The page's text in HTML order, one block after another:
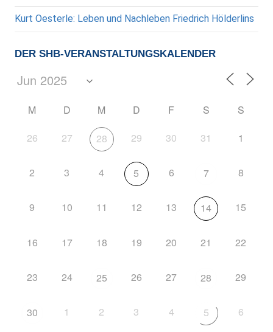
Kurt Oesterle: Leben und Nachleben Friedrich Hölderlins
DER SHB-VERANSTALTUNGSKALENDER
M D M D F S S
26 27 28 29 30 31 1
2 3 4 5 6 7 8
9 10 11 12 13 14 15
16 17 18 19 20 21 22
23 24 25 26 27 28 29
30 1 2 3 4 5 6